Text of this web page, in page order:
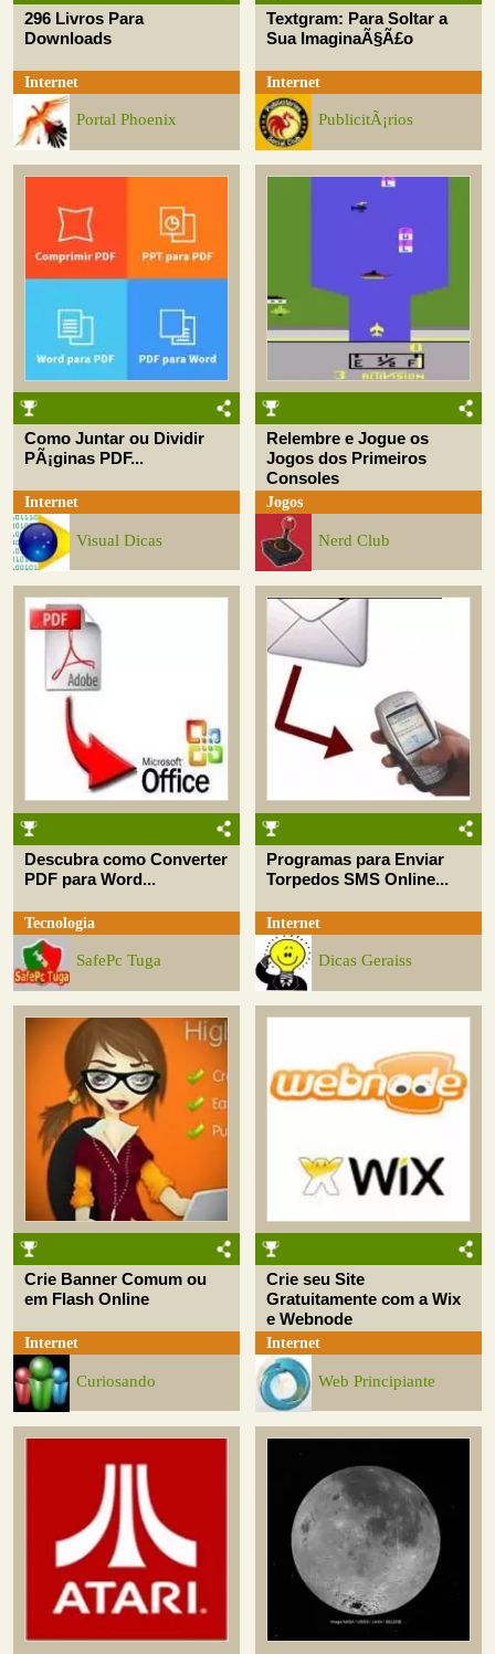
296 Livros Para
Downloads
Internet
Portal Phoenix
Textgram: Para Soltar a
Sua ImaginaÃ§Ã£o
Internet
PublicitÃ¡rios
Como Juntar ou Dividir
PÃ¡ginas PDF...
Internet
Visual Dicas
Relembre e Jogue os
Jogos dos Primeiros
Consoles
Jogos
Nerd Club
Descubra como Converter
PDF para Word...
Tecnologia
SafePc Tuga
Programas para Enviar
Torpedos SMS Online...
Internet
Dicas Geraiss
Crie Banner Comum ou
em Flash Online
Internet
Curiosando
Crie seu Site
Gratuitamente com a Wix
e Webnode
Internet
Web Principiante